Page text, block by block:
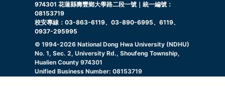
974301 花蓮縣壽豐鄉大學路二段一號｜統一編號：
08153719
校安專線：03-863-6119、03-890-6995、6119、
0937-295995
© 1994-2026 National Dong Hwa University (NDHU)
No. 1, Sec. 2, University Rd., Shoufeng Township,
Hualien County 974301
Unified Business Number: 08153719